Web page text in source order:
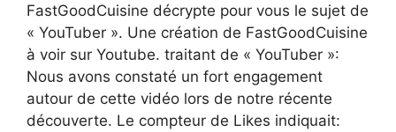
FastGoodCuisine décrypte pour vous le sujet de
« YouTuber ». Une création de FastGoodCuisine
à voir sur Youtube. traitant de « YouTuber »:
Nous avons constaté un fort engagement
autour de cette vidéo lors de notre récente
découverte. Le compteur de Likes indiquait: